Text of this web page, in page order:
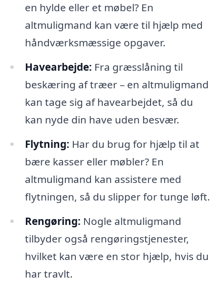
en hylde eller et møbel? En
altmuligmand kan være til hjælp med
håndværksmæssige opgaver.
Havearbejde: Fra græsslåning til
beskæring af træer – en altmuligmand
kan tage sig af havearbejdet, så du
kan nyde din have uden besvær.
Flytning: Har du brug for hjælp til at
bære kasser eller møbler? En
altmuligmand kan assistere med
flytningen, så du slipper for tunge løft.
Rengøring: Nogle altmuligmand
tilbyder også rengøringstjenester,
hvilket kan være en stor hjælp, hvis du
har travlt.